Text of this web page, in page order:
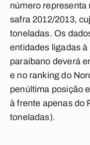
número representa
safra 2012/2013,
toneladas. Os
entidades ligadas
paraibano deverá
e no ranking do
penúltima posição
à frente apenas do
toneladas).